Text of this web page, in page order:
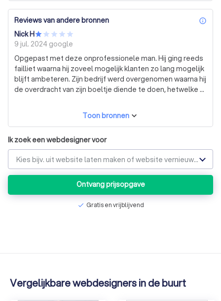
Reviews van andere bronnen
Nick H
9 jul. 2024 google
Opgepast met deze onprofessionele man. Hij ging reeds
failliet waarna hij zoveel mogelijk klanten zo lang mogelijk
blijft ambeteren. Zijn bedrijf werd overgenomen waarna hij
de overdracht van zijn boeltje diende te doen, hetwelke hij
doen. Ga zeker niet met deze man aan het werk!
Toon bronnen
Ik zoek een webdesigner voor
Kies bijv. uit website laten maken of website vernieuwen
Ontvang prijsopgave
check Gratis en vrijblijvend
Vergelijkbare webdesigners in de buurt